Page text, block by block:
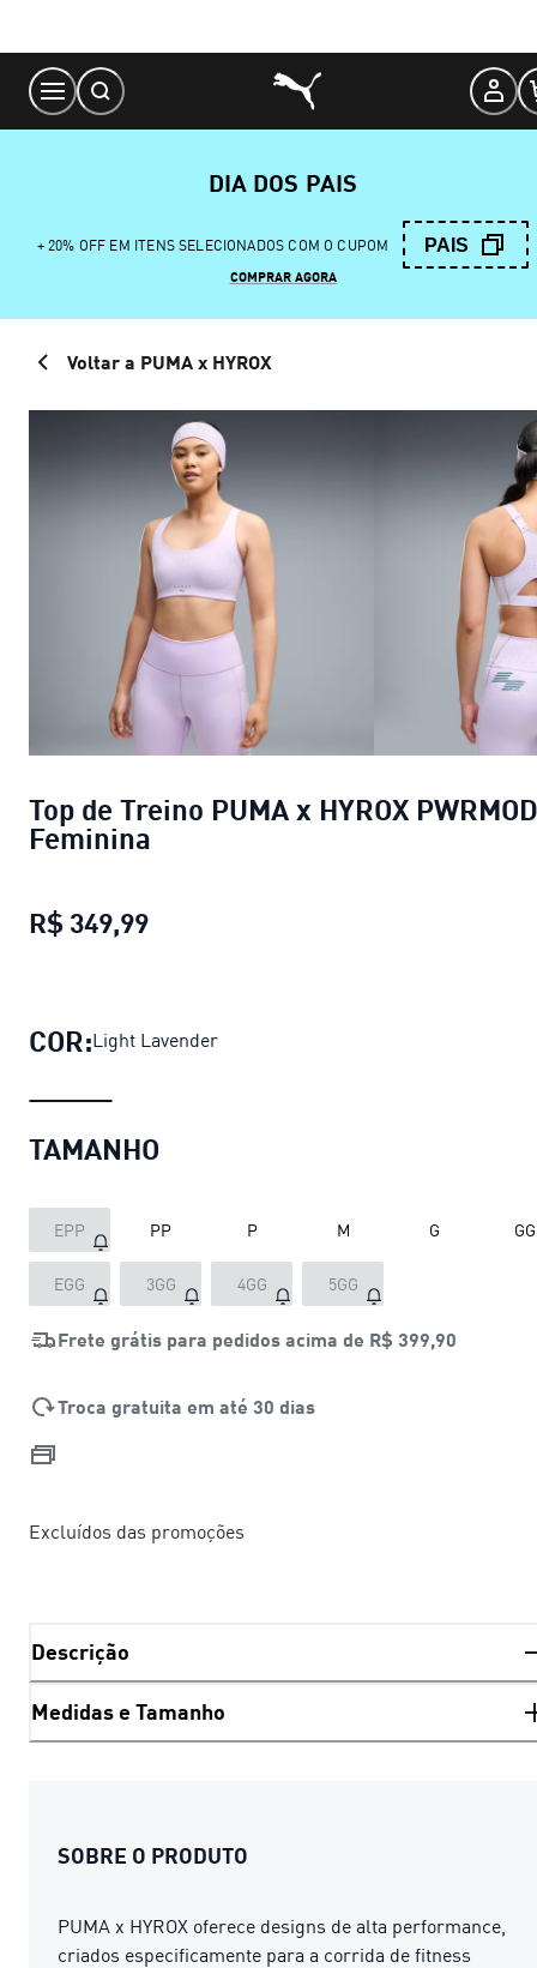
Content
DIA DOS PAIS
+ 20% OFF EM ITENS SELECIONADOS COM O CUPOM PAIS
COMPRAR AGORA
Voltar a PUMA x HYROX
Top de Treino PUMA x HYROX
Feminina
R$ 349,99
COR:Light Lavender
TAMANHO
EPP PP P M G GG
EGG 3GG 4GG 5GG
Frete grátis para pedidos acima de R$ 399,90
Troca gratuita em até 30 dias
Excluídos das promoções
Descrição
Medidas e Tamanho
SOBRE O PRODUTO
PUMA x HYROX oferece designs de alta performance,
criados especificamente para a corrida de fitness